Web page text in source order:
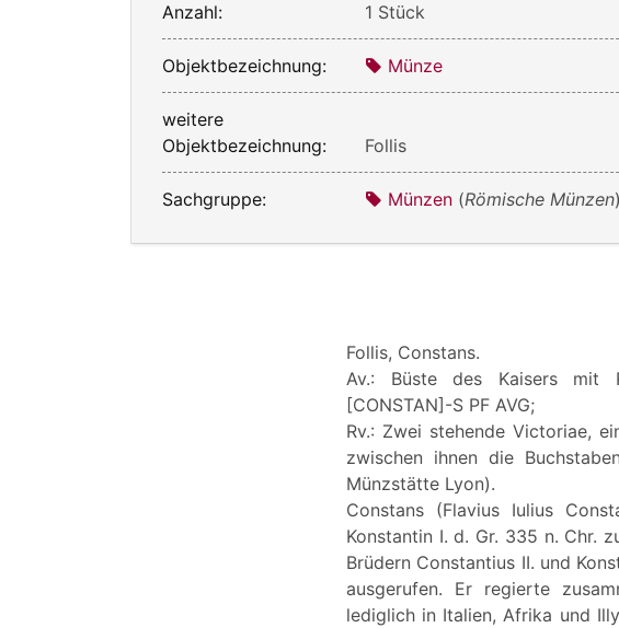
Anzahl: 1 Stück
Objektbezeichnung: Münze
weitere
Objektbezeichnung:
Follis
Sachgruppe: Münzen (Römische Münzen)
Follis, Constans.
Av.: Büste des Kaisers mit
[CONSTAN]-S PF AVG;
Rv.: Zwei stehende Victoriae,
zwischen ihnen die
Münzstätte Lyon).
Constans (Flavius Iulius
Konstantin I. d. Gr. 335 n. Chr.
Brüdern Constantius II. und
ausgerufen. Er regierte
lediglich in Italien, Afrika und